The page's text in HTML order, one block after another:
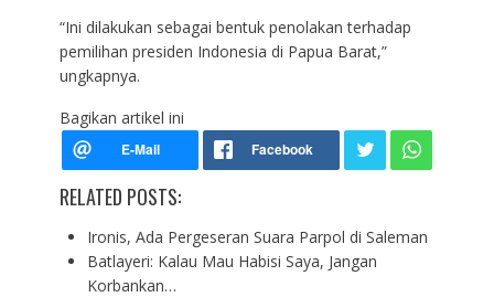
“Ini dilakukan sebagai bentuk penolakan terhadap
pemilihan presiden Indonesia di Papua Barat,”
ungkapnya.
Bagikan artikel ini
RELATED POSTS:
Ironis, Ada Pergeseran Suara Parpol di Saleman
Batlayeri: Kalau Mau Habisi Saya, Jangan
Korbankan…